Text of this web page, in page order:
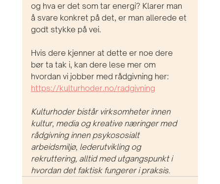
og hva er det som tar energi? Klarer man
å svare konkret på det, er man allerede et
godt stykke på vei.
Hvis dere kjenner at dette er noe dere
bør ta tak i, kan dere lese mer om
hvordan vi jobber med rådgivning her:
https://kulturhoder.no/radgivning
Kulturhoder bistår virksomheter innen
kultur, media og kreative næringer med
rådgivning innen psykososialt
arbeidsmiljø, lederutvikling og
rekruttering, alltid med utgangspunkt i
hvordan det faktisk fungerer i praksis.